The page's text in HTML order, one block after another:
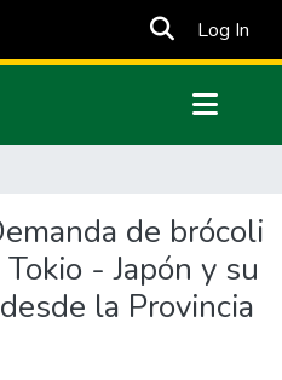
Log In
de brócoli
- Japón y su
la Provincia